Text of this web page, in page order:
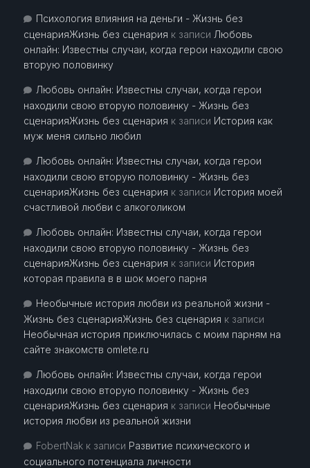
Психология влияния на деньги - Жизнь без
сценарияЖизнь без сценария к записи Любовь
онлайн: Известны случаи, когда герои находили свою
вторую половинку
Любовь онлайн: Известны случаи, когда герои
находили свою вторую половинку - Жизнь без
сценарияЖизнь без сценария к записи История как
муж меня сильно любил
Любовь онлайн: Известны случаи, когда герои
находили свою вторую половинку - Жизнь без
сценарияЖизнь без сценария к записи История моей
счастливой любви с алкоголиком
Любовь онлайн: Известны случаи, когда герои
находили свою вторую половинку - Жизнь без
сценарияЖизнь без сценария к записи История
которая правила в в шок моего парня
Необычные история любви из реальной жизни -
Жизнь без сценарияЖизнь без сценария к записи
Необычная история приключилась с моим парням на
сайте знакомств omlete.ru
Любовь онлайн: Известны случаи, когда герои
находили свою вторую половинку - Жизнь без
сценарияЖизнь без сценария к записи Необычные
история любви из реальной жизни
FobertNakк записи Развитие психического и
социального потенциала личности